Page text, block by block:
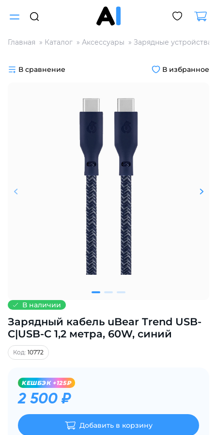
Главная Каталог Аксессуары Зарядные устройства
В наличии
Зарядный кабель uBear Trend USB-
C|USB-С 1,2 метра, 60W, синий
Код: 10772
KЕШБЭК +125₽
2 500 ₽
Добавить в корзину
В сравнение В избранное
Разбейте
на части
без переплат
График платежей
25
Добавляйте товары
Оплачивайте сегодня только
% картой любого банка
Получайте товар
выбранный способом
списываться
по25%каждые 2 недели
Подробнее